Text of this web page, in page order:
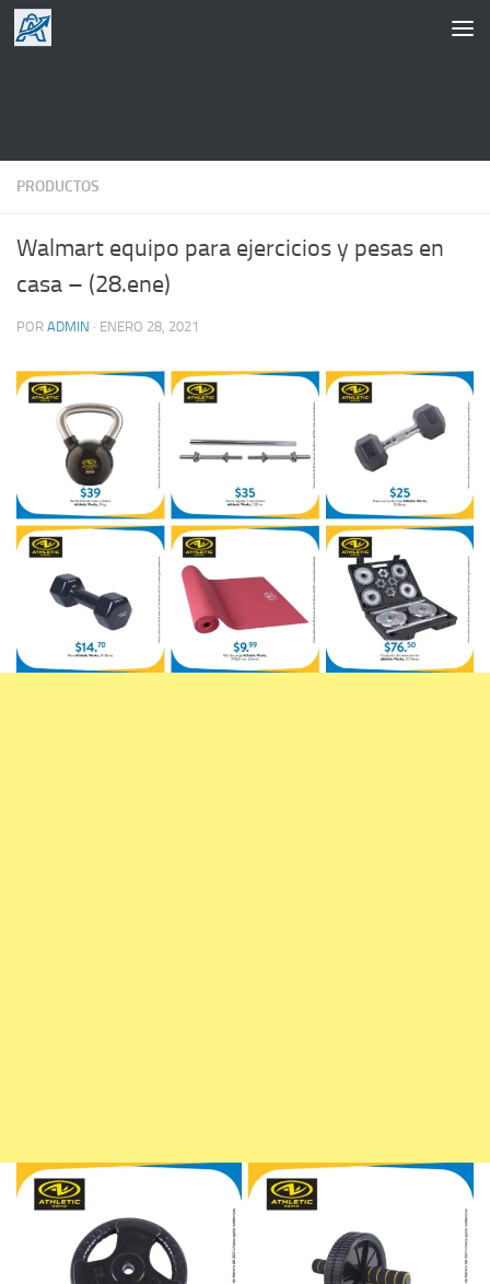
Saltar al contenido
PRODUCTOS
Walmart equipo para ejercicios y pesas en
casa – (28.ene)
POR ADMIN · ENERO 28, 2021